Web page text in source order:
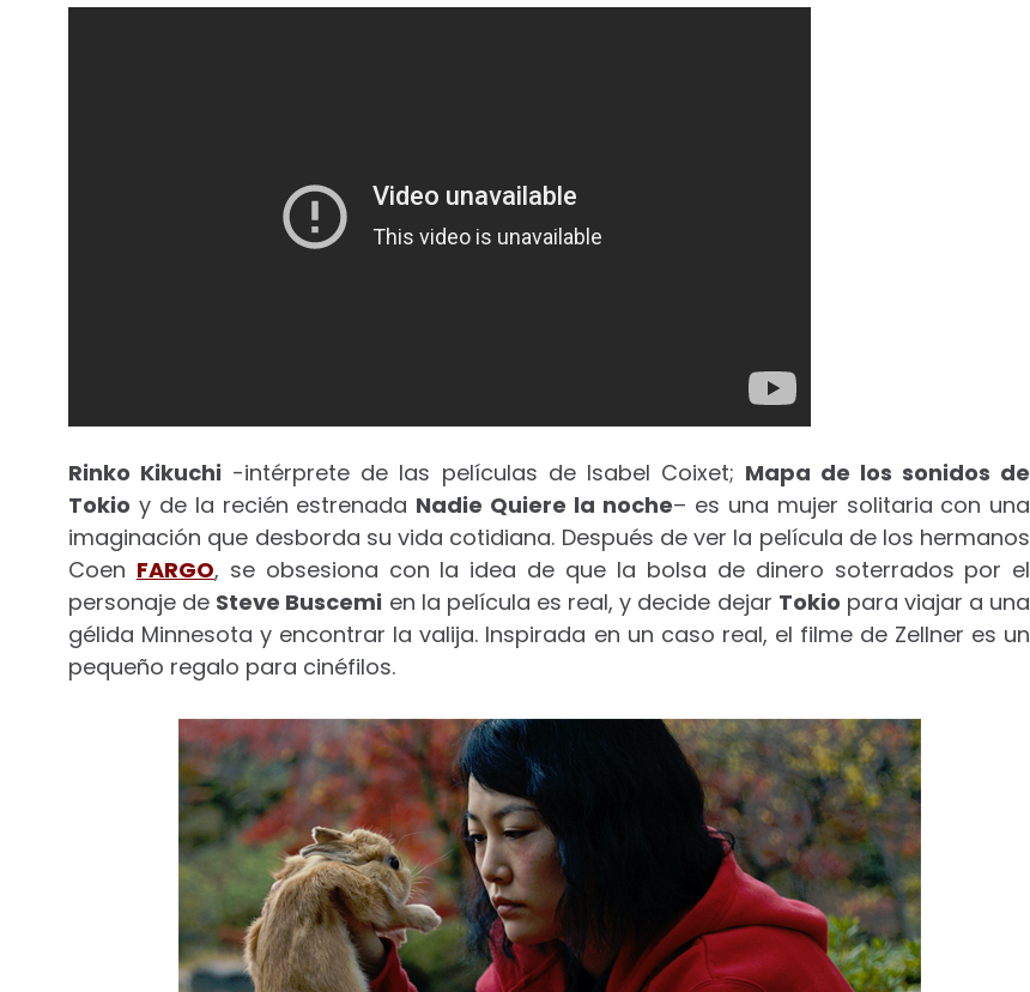
Rinko Kikuchi -intérprete de las películas de Isabel Coixet; Mapa de los sonidos de
Tokio y de la recién estrenada Nadie Quiere la noche– es una mujer solitaria con una
imaginación que desborda su vida cotidiana. Después de ver la película de los hermanos
Coen FARGO, se obsesiona con la idea de que la bolsa de dinero soterrados por el
personaje de Steve Buscemi en la película es real, y decide dejar Tokio para viajar a una
gélida Minnesota y encontrar la valija. Inspirada en un caso real, el filme de Zellner es un
pequeño regalo para cinéfilos.